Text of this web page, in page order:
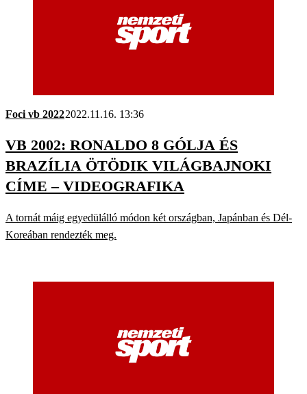
Foci vb 20222022.11.16. 13:36
VB 2002: RONALDO 8 GÓLJA ÉS
BRAZÍLIA ÖTÖDIK VILÁGBAJNOKI
CÍME – VIDEOGRAFIKA
A tornát máig egyedülálló módon két országban, Japánban és Dél-
Koreában rendezték meg.